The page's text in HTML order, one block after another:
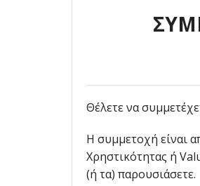
Θέλετε να
Η συμμετοχή είναι
Χρηστικότητας ή
(ή τα) παρουσιάσετε.